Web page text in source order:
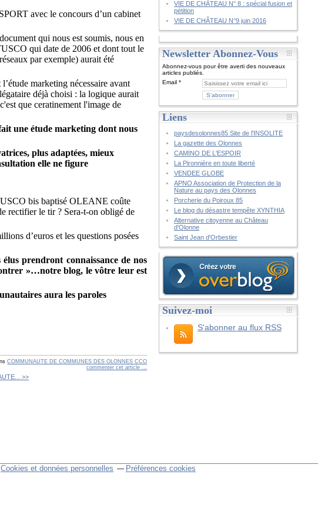
avec le concours d’un cabinet
qui nous est soumis, nous en
qui date de 2006 et dont tout le
par exemple) aurait été
marketing nécessaire avant
déjà choisi : la logique aurait
que ceratinement l'image de
une étude marketing dont nous
plus adaptées, mieux
elle ne figure
bis baptisé OLEANE coûte
rectifier le tir ? Sera-t-on obligé de
d’euros et les questions posées
prendront connaissance de nos
»…notre blog, le vôtre leur est
aura les paroles
COMMUNAUTE DE COMMUNES DES OLONNES CCO
commenter cet article
>>
VIE DE CHÂTEAU N° 8 : spécial fusion et
pétition
VIE DE CHÂTEAU N°9 juin 2016
Newsletter Abonnez-Vous
Abonnez-vous pour être averti des nouveaux
articles publiés.
Email
Liens
paysdesolonnes85 Site de l'INSOLITE
La gazette des Olonnes
CAMINO DE L'ESPOIR
La Pironnière en toute liberté
VENDEE GLOBE
APNO Association de Protection de la
Nature au pays des Olonnes
Porcherie du Poiroux 85
Le blog du désastre tempête XYNTHIA
Alternative citoyenne au Château
d'Olonne
Saint Jean d'Orbestier
Suivez-moi
S'abonner au flux RSS
Cookies et données personnelles Préférences cookies